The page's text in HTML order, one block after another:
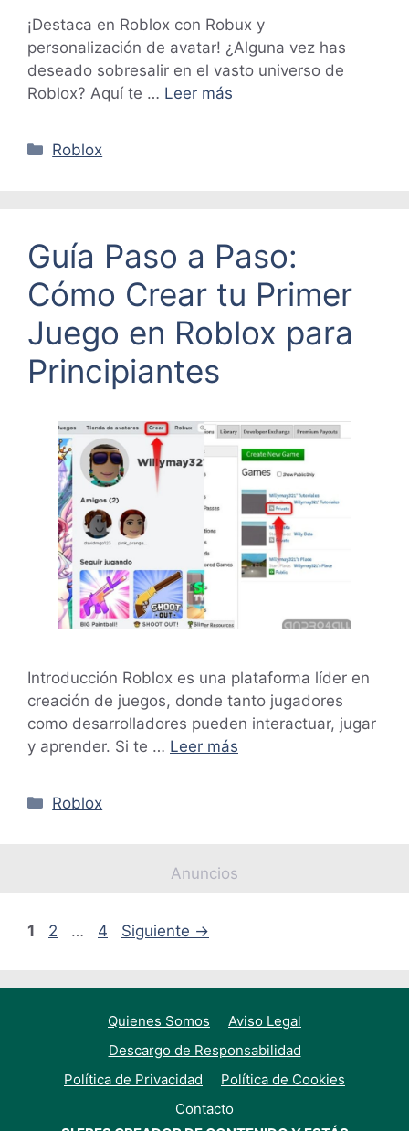
¡Destaca en Roblox con Robux y
personalización de avatar! ¿Alguna vez has
deseado sobresalir en el vasto universo de
Roblox? Aquí te … Leer más
Categorías
Roblox
Guía Paso a Paso:
Cómo Crear tu Primer
Juego en Roblox para
Principiantes
Introducción Roblox es una plataforma líder en
creación de juegos, donde tanto jugadores
como desarrolladores pueden interactuar, jugar
y aprender. Si te … Leer más
Categorías
Roblox
Anuncios
Página
1 Página
2 … Página
4 Siguiente →
Quienes Somos
Aviso Legal
Descargo de Responsabilidad
Política de Privacidad
Política de Cookies
Contacto